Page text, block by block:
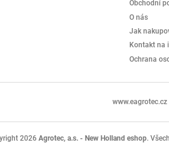
Obchodní
O nás
Jak
Kontakt na
Ochrana
www.eagrotec.cz
2026 Agrotec, a.s. - New Holland eshop.